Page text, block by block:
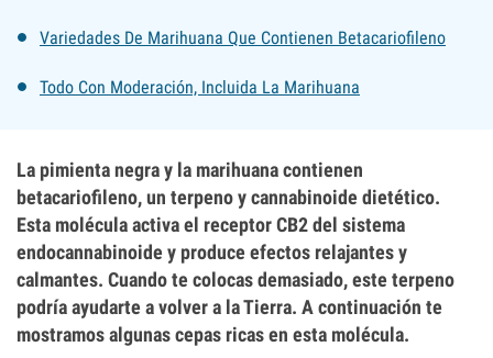
Variedades De Marihuana Que Contienen Betacariofileno
Todo Con Moderación, Incluida La Marihuana
La pimienta negra y la marihuana contienen
betacariofileno, un terpeno y cannabinoide dietético.
Esta molécula activa el receptor CB2 del sistema
endocannabinoide y produce efectos relajantes y
calmantes. Cuando te colocas demasiado, este terpeno
podría ayudarte a volver a la Tierra. A continuación te
mostramos algunas cepas ricas en esta molécula.